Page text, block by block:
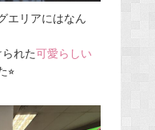
エリアにはなん
れた可愛らしい
⭐︎